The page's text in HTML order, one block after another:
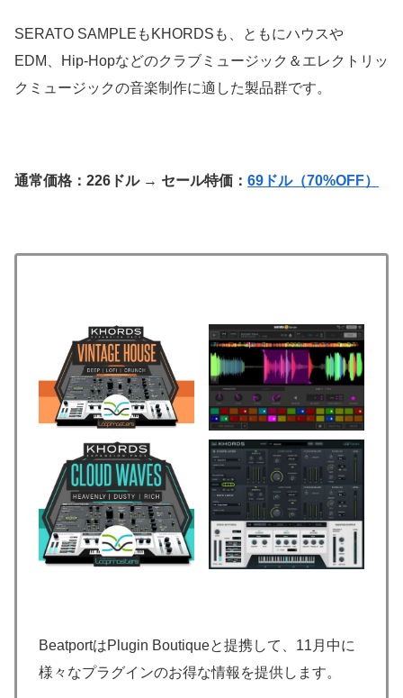
SERATO SAMPLEもKHORDSも、ともにハウスや
EDM、Hip-Hopなどのクラブミュージック＆エレクトリッ
クミュージックの音楽制作に適した製品群です。
通常価格：226ドル→ セール特価： 69ドル（70%OFF）
BeatportはPlugin Boutiqueと提携して、11月中に
様々なプラグインのお得な情報を提供します。